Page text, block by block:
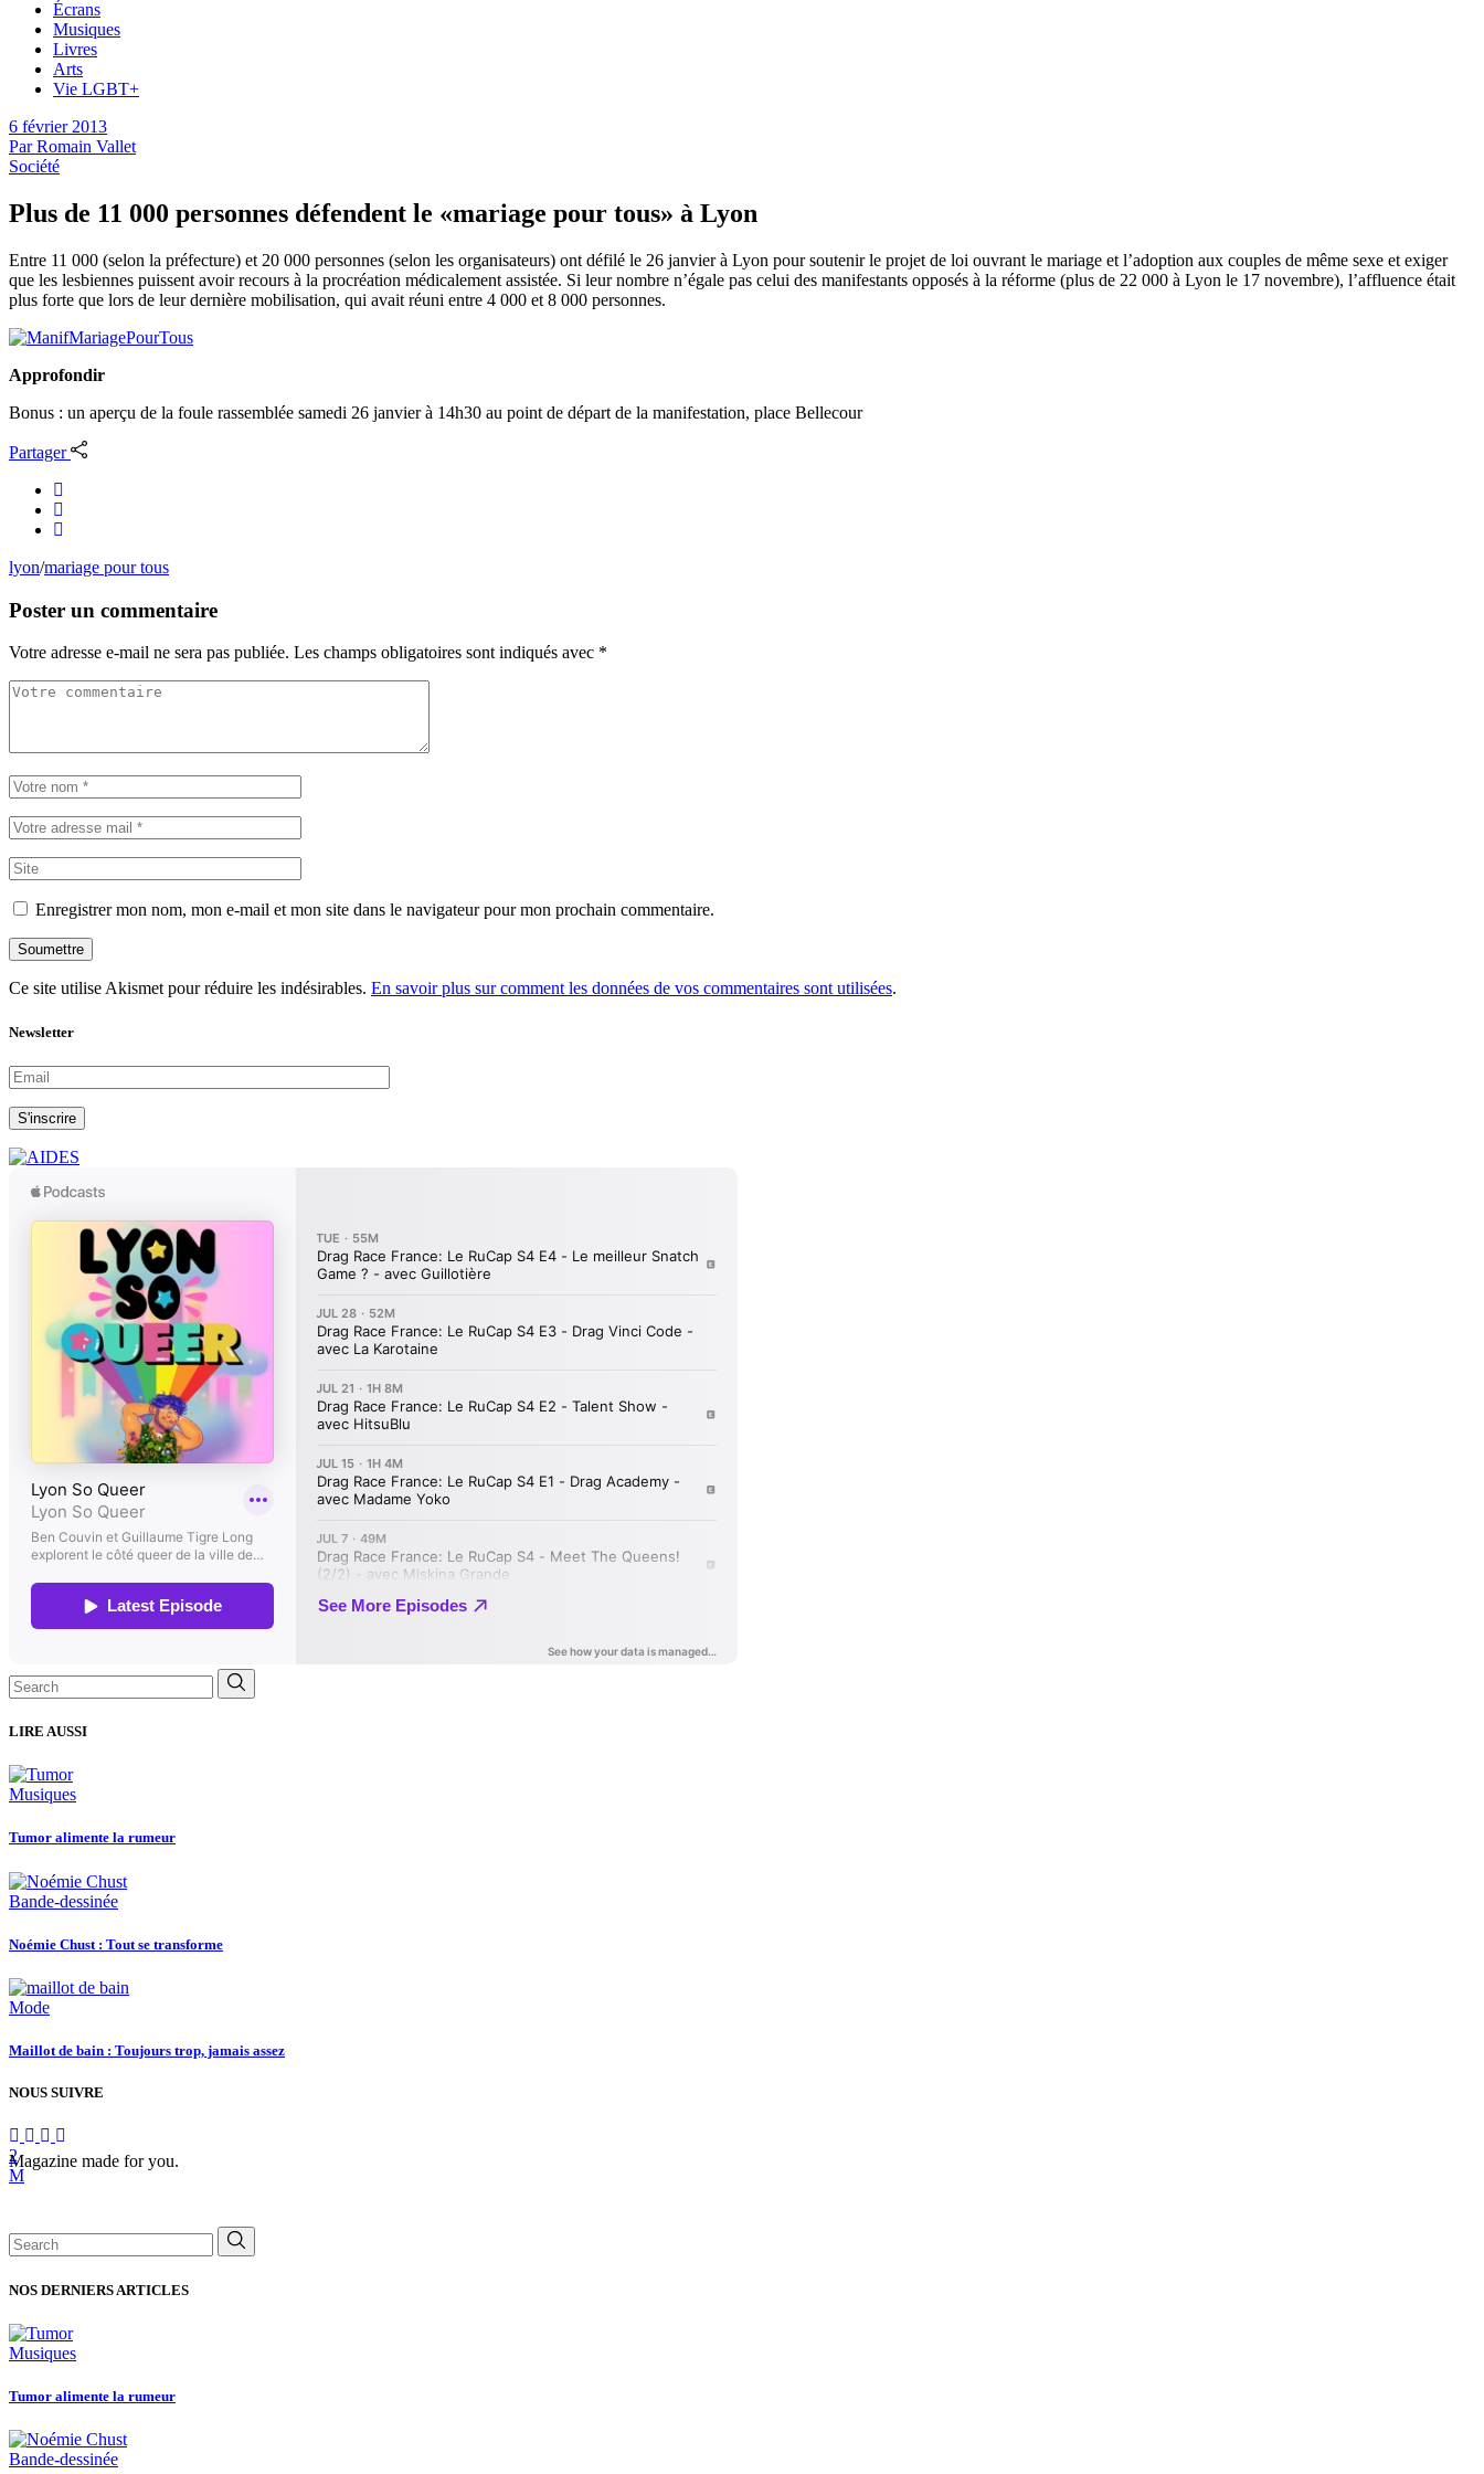
Écrans
Musiques
Livres
Arts
Vie LGBT+
6 février 2013
ParRomain Vallet
Société
Plus de 11 000 personnes défendent le «mariage pour tous» à Lyon
Entre 11 000 (selon la préfecture) et 20 000 personnes (selon les organisateurs) ont défilé le 26 janvier à Lyon pour soutenir le projet de loi ouvrant le mariage et l’adoption aux couples de même sexe et exiger
que les lesbiennes puissent avoir recours à la procréation médicalement assistée. Si leur nombre n’égale pas celui des manifestants opposés à la réforme (plus de 22 000 à Lyon le 17 novembre), l’affluence était
plus forte que lors de leur dernière mobilisation, qui avait réuni entre 4 000 et 8 000 personnes.
Approfondir
Bonus : un aperçu de la foule rassemblée samedi 26 janvier à 14h30 au point de départ de la manifestation, place Bellecour
Partager
lyon/mariage pour tous
Poster un commentaire
Votre adresse e-mail ne sera pas publiée. Les champs obligatoires sont indiqués avec *
Enregistrer mon nom, mon e-mail et mon site dans le navigateur pour mon prochain commentaire.
Soumettre
Ce site utilise Akismet pour réduire les indésirables. En savoir plus sur comment les données de vos commentaires sont utilisées.
Newsletter
S'inscrire
Search
for:
LIRE AUSSI
Musiques
Tumor alimente la rumeur
Bande-dessinée
Noémie Chust : Tout se transforme
Mode
Maillot de bain : Toujours trop, jamais assez
NOUS SUIVRE
Magazine made for you.
Search
for:
NOS DERNIERS ARTICLES
Musiques
Tumor alimente la rumeur
Bande-dessinée